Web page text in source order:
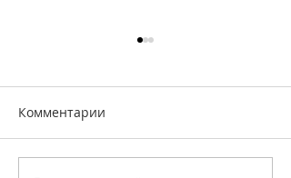
Комментарии